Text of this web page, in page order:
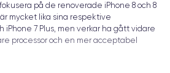
på de renoverade iPhone 8 och 8
mycket lika sina respektive
iPhone 7 Plus, men verkar ha gått vidare
processor och en mer acceptabel